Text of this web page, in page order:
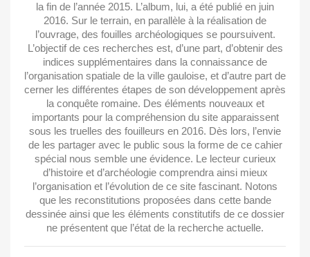
la fin de l’année 2015. L’album, lui, a été publié en juin
2016. Sur le terrain, en parallèle à la réalisation de
l’ouvrage, des fouilles archéologiques se poursuivent.
L’objectif de ces recherches est, d’une part, d’obtenir des
indices supplémentaires dans la connaissance de
l’organisation spatiale de la ville gauloise, et d’autre part de
cerner les différentes étapes de son développement après
la conquête romaine. Des éléments nouveaux et
importants pour la compréhension du site apparaissent
sous les truelles des fouilleurs en 2016. Dès lors, l’envie
de les partager avec le public sous la forme de ce cahier
spécial nous semble une évidence. Le lecteur curieux
d’histoire et d’archéologie comprendra ainsi mieux
l’organisation et l’évolution de ce site fascinant. Notons
que les reconstitutions proposées dans cette bande
dessinée ainsi que les éléments constitutifs de ce dossier
ne présentent que l’état de la recherche actuelle.